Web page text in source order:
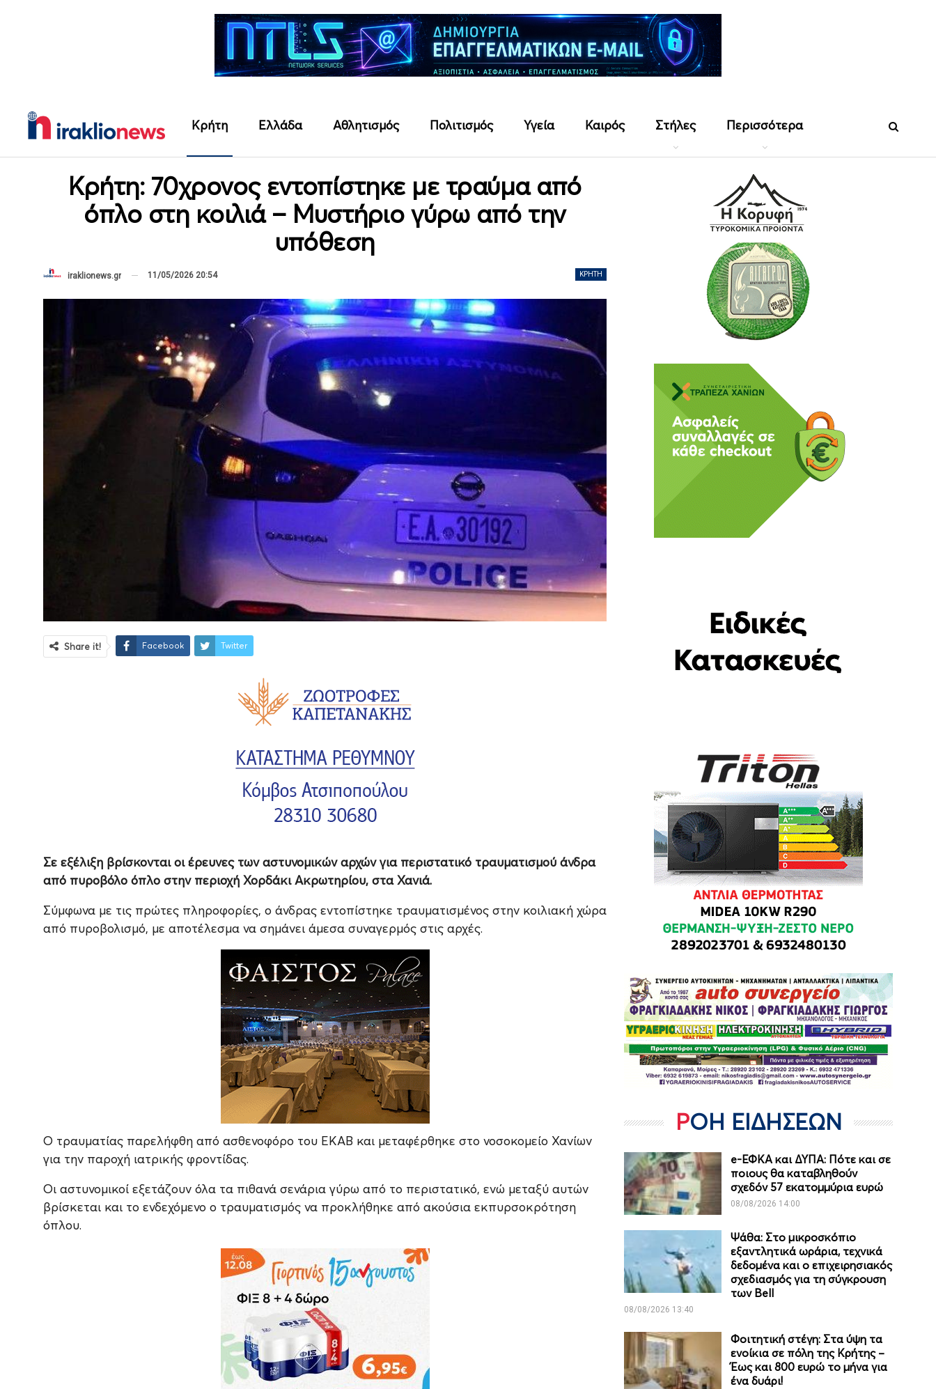
Κρήτη Ελλάδα Αθλητισμός Πολιτισμός Υγεία Καιρός Στήλες Περισσότερα
Κρήτη: 70χρονος εντοπίστηκε με τραύμα από
όπλο στη κοιλιά – Μυστήριο γύρω από την
υπόθεση
ΚΡΉΤΗ
iraklionews.gr 11/05/2026 20:54
Share it! Facebook Twitter
Σε εξέλιξη βρίσκονται οι έρευνες των αστυνομικών αρχών για περιστατικό τραυματισμού άνδρα
από πυροβόλο όπλο στην περιοχή Χορδάκι Ακρωτηρίου, στα Χανιά.
Σύμφωνα με τις πρώτες πληροφορίες, ο άνδρας εντοπίστηκε τραυματισμένος στην κοιλιακή χώρα
από πυροβολισμό, με αποτέλεσμα να σημάνει άμεσα συναγερμός στις αρχές.
Ο τραυματίας παρελήφθη από ασθενοφόρο του ΕΚΑΒ και μεταφέρθηκε στο νοσοκομείο Χανίων
για την παροχή ιατρικής φροντίδας.
Οι αστυνομικοί εξετάζουν όλα τα πιθανά σενάρια γύρω από το περιστατικό, ενώ μεταξύ αυτών
βρίσκεται και το ενδεχόμενο ο τραυματισμός να προκλήθηκε από ακούσια εκπυρσοκρότηση
όπλου.
ΡΟΗ ΕΙΔΗΣΕΩΝ
e-ΕΦΚΑ και ΔΥΠΑ: Πότε και σε
ποιους θα καταβληθούν
σχεδόν 57 εκατομμύρια ευρώ
08/08/2026 14:00
Ψάθα: Στο μικροσκόπιο
εξαντλητικά ωράρια, τεχνικά
δεδομένα και ο επιχειρησιακός
σχεδιασμός για τη σύγκρουση
των Bell
08/08/2026 13:40
Φοιτητική στέγη: Στα ύψη τα
ενοίκια σε πόλη της Κρήτης –
Έως και 800 ευρώ το μήνα για
ένα δυάρι!